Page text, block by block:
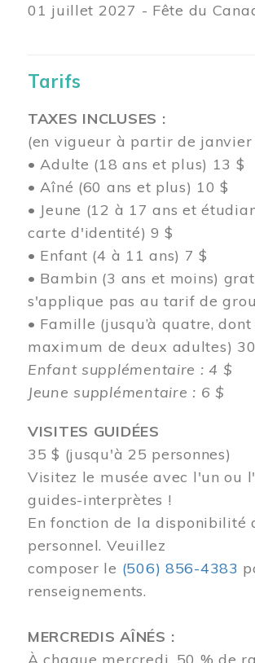
01 juillet 2027 - Fête du
Tarifs
TAXES INCLUSES :
(en vigueur à partir de janvier
• Adulte (18 ans et plus) 13 $
• Aîné (60 ans et plus) 10 $
• Jeune (12 à 17 ans et
carte d'identité) 9 $
• Enfant (4 à 11 ans) 7 $
• Bambin (3 ans et moins)
s'applique pas au tarif de
• Famille (jusqu’à quatre, dont
maximum de deux adultes)
Enfant supplémentaire : 4 $
Jeune supplémentaire : 6 $
VISITES GUIDÉES
35 $ (jusqu'à 25 personnes)
Visitez le musée avec l'un ou
guides-interprètes !
En fonction de la disponibilité
personnel. Veuillez
composer le (506) 856-4383
renseignements.
MERCREDIS AÎNÉS :